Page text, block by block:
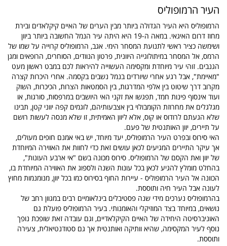
העיר הרמופוליס
הרמופוליס היא העיר הגדולה ביותר מבין הערים של האיים קיקלאדים ובירת
מחוז דרום האיגאי. במאה ה-19 היא היתה עיר הנמל החשובה ביותר ביוון
ושימשה כציר ראשי לתנועת המסחר הימי. אגב, הרמופוליס קרוייה על שמו של
הרמס, אל המסחר במיתולוגייה היוונית, פרטון הנוודים, הסוחרים, הרופאים ומגן
הגנבים. זוהי עיר מיוחדת ומקסימה העשוייה להיראות לכם במבט ראשון מעט
"מאיימת", אבל רגע אחרי שיורדים בנמל נשבים בקסמה. אחרי היכרות קצרה
מקרוב דרך שיטוט בין אלפי המדרגות, בין הסמטאות הצרות, הכיכרות, השוק
ועוד אינסוף פינות חמד, תפגשו את זקני האי היושבים במרפסות, סורגות, או
מגלגלים את מחרוזת הקומבולוי בין אצבעותיהם, לוגמים קפה יווני קטן, תבינו
שלא הגעתם לרודוס או קוס, אלא ליוון האמיתית, זו שלא מנסה לעשות רושם
על תיירים, יוון האותנטית של פעם.
האי סירוס ובפרט העיר הרמופוליס, יעד מיוחד, יש באי אמנם חופים מעולים,
אך עיקר התיירים המגיעים לכאן עושים זאת כדי לחוות את האווירה המיוחדת
של יוון ואת הקסם של הרמופוליס. סירוס מכונה בשם "אי ארבע העונות",
בהחלט מומלץ להגיע לכאן בכל עונות השנה ולספוג את האווירה המיוחדת בו,
הכוונה אל העיר הרמופוליס - עיירות החוף בסירוס כמו בכל יוון, מנומנמות מחוץ
לעונה אבל העיר חיה ותוססת.
בהרמופוליס נערכים מידי שנה פסטיבלים בינלאומיים רבים במגוון רחב של
נושאים, במיוחד בצד המוזיקלי והאומנותי. בעיר הרמופוליס פועלת גם
האוניברסיטה היחידה של האיים הקיקלאדיים, וגם עובדה זאת שופכת נופך
נוסף לעיר המקסימה, שהיא וותיקה ואותנטית אך גם סטודנטיאלית, צעירה
ותוססת.